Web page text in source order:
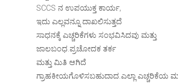
SCCS ನ ಉಪಯುಕ್ತ ಕಾರ್ಯ,
ಇದು ಎಲ್ಲವನ್ನೂ ದಾಖಲಿಸುತ್ತದೆ
ಸಾಧನಕ್ಕೆ ಎಚ್ಚರಿಕೆಗಳು ಸಂಭವಿಸಿದವು ಮತ್ತು
ಜಾಲಬಂಧ.ಪ್ರಚೋದಕ ತರ್ಕ
ಮತ್ತು ಮಿತಿ ಆಗಿದೆ
ಗ್ರಾಹಕೀಯಗೊಳಿಸಬಹುದಾದ.ಎಲ್ಲಾ ಎಚ್ಚರಿಕೆಯ ಮಾಹಿತಿ